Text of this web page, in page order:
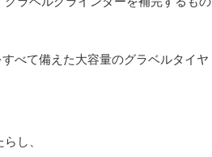
べて備えた大容量のグラベルタイヤ
し、